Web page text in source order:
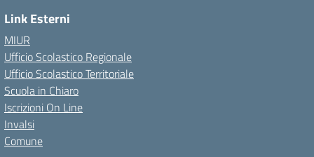
Link Esterni
MIUR
Ufficio Scolastico Regionale
Ufficio Scolastico Territoriale
Scuola in Chiaro
Iscrizioni On Line
Invalsi
Comune